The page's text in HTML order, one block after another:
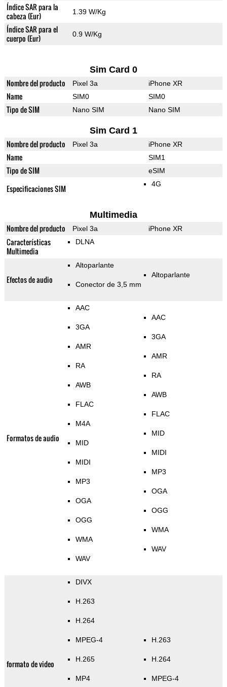
Índice SAR para la
cabeza (Eur)
1.39 W/Kg
Índice SAR para el
cuerpo (Eur)
0.9 W/Kg
Sim Card 0
Nombre del producto Pixel 3a iPhone XR
Name SIM0 SIM0
Tipo de SIM Nano SIM Nano SIM
Sim Card 1
Nombre del producto Pixel 3a iPhone XR
Name SIM1
Tipo de SIM eSIM
Especificaciones SIM 4G
Multimedia
Nombre del producto Pixel 3a iPhone XR
Características
Multimedia
DLNA
Efectos de audio
Altoparlante
Conector de 3,5 mm
Altoparlante
Formatos de audio
AAC
3GA
AMR
RA
AWB
FLAC
M4A
MID
MIDI
MP3
OGA
OGG
WMA
WAV
AAC
3GA
AMR
RA
AWB
FLAC
MID
MIDI
MP3
OGA
OGG
WMA
WAV
formato de video
DIVX
H.263
H.264
MPEG-4
H.265
MP4
H.263
H.264
MPEG-4